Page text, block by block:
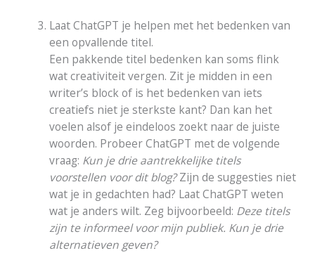
Laat ChatGPT je helpen met het bedenken van
een opvallende titel.
Een pakkende titel bedenken kan soms flink
wat creativiteit vergen. Zit je midden in een
writer’s block of is het bedenken van iets
creatiefs niet je sterkste kant? Dan kan het
voelen alsof je eindeloos zoekt naar de juiste
woorden. Probeer ChatGPT met de volgende
vraag: Kun je drie aantrekkelijke titels
voorstellen voor dit blog?Zijn de suggesties niet
wat je in gedachten had? Laat ChatGPT weten
wat je anders wilt. Zeg bijvoorbeeld: Deze titels
zijn te informeel voor mijn publiek. Kun je drie
alternatieven geven?